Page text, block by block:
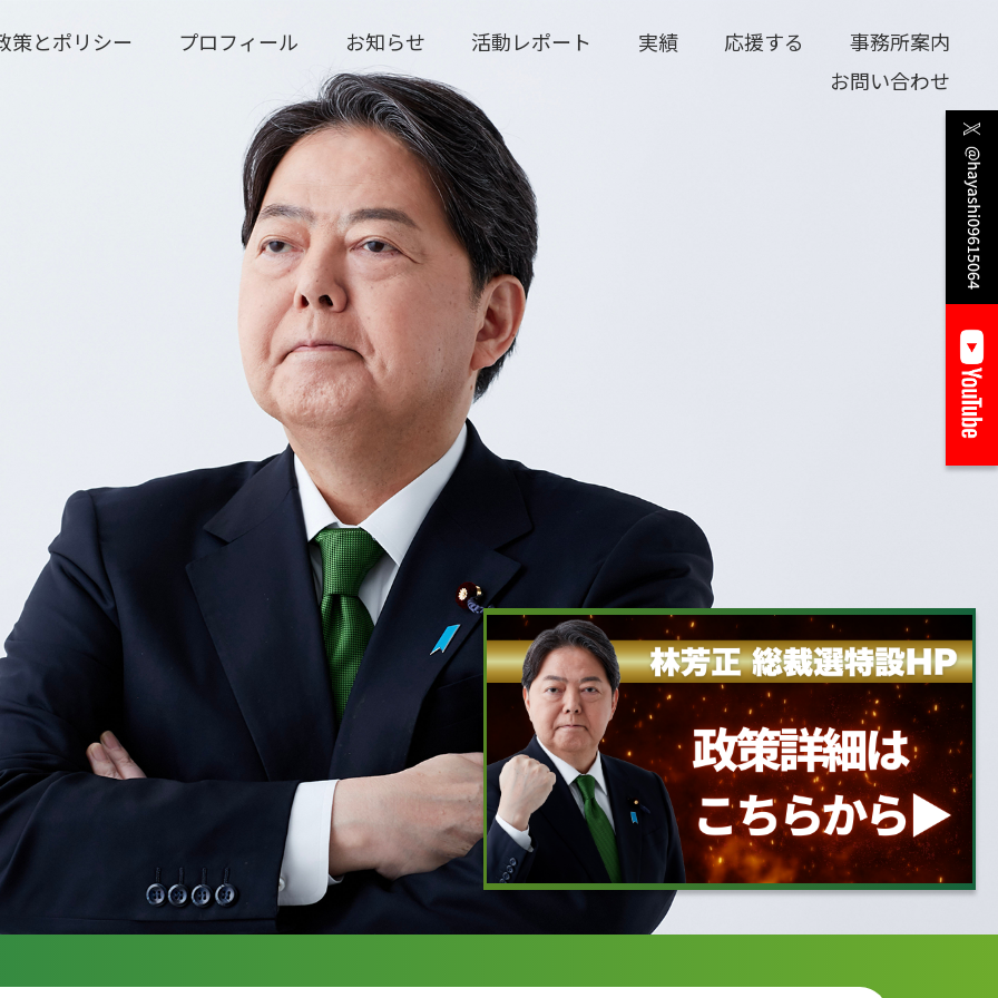
策とポリシー プロフィール お知らせ 活動レポート 実績 応援する
事務所案内
お問い合わせ